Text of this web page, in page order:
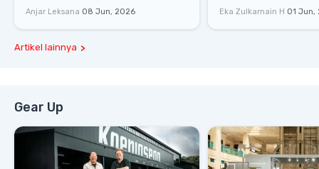
Racing
Anjar Leksana 08 Jun, 2026
Dengan Komunitas
Eka Zulkarnain H 01 Jun,
Artikel lainnya
Gear Up